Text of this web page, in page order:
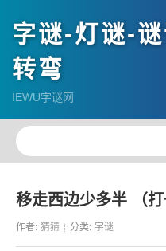
字谜-灯谜-
转弯
IEWU字谜网
移走西边少多半 （打
作者: 猜猜 分类: 字谜